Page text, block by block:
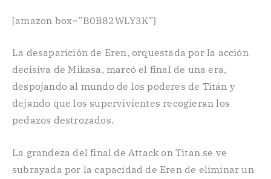
[amazon box=”B0B82WLY3K”]
La desaparición de Eren, orquestada por la acción
decisiva de Mikasa, marcó el final de una era,
despojando al mundo de los poderes de Titán y
dejando que los supervivientes recogieran los
pedazos destrozados.
La grandeza del final de Attack on Titan se ve
subrayada por la capacidad de Eren de eliminar un